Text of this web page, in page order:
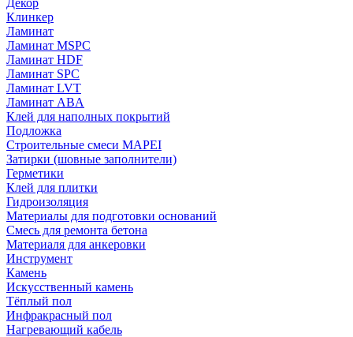
Декор
Клинкер
Ламинат
Ламинат MSPC
Ламинат HDF
Ламинат SPC
Ламинат LVT
Ламинат ABA
Клей для наполных покрытий
Подложка
Строительные смеси MAPEI
Затирки (шовные заполнители)
Герметики
Клей для плитки
Гидроизоляция
Материалы для подготовки оснований
Смесь для ремонта бетона
Материаля для анкеровки
Инструмент
Камень
Искусственный камень
Тёплый пол
Инфракрасный пол
Нагревающий кабель